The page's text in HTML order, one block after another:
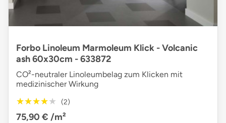
Forbo Linoleum Marmoleum Klick - Volcanic
ash 60x30cm - 633872
CO²-neutraler Linoleumbelag zum Klicken mit
medizinischer Wirkung
★★★★★
★★★★★ (2)
75,90 € /m²